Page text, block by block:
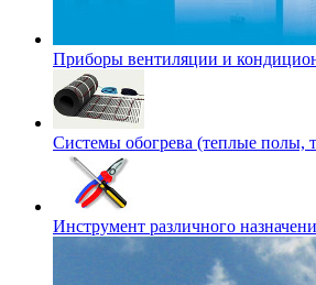
Приборы вентиляции и
Системы обогрева (теплые полы,
Инструмент различного